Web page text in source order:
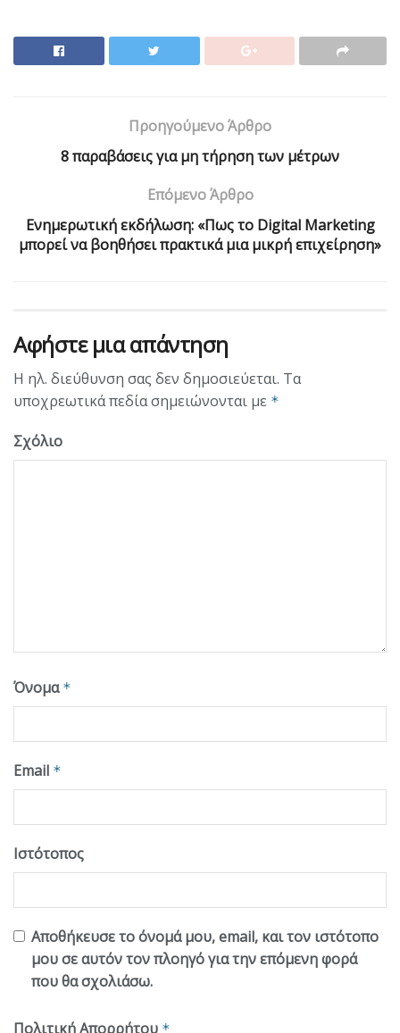
Προηγούμενο Άρθρο
8 παραβάσεις για μη τήρηση των μέτρων
Επόμενο Άρθρο
Ενημερωτική εκδήλωση: «Πως το Digital Marketing
μπορεί να βοηθήσει πρακτικά μια μικρή επιχείρηση»
Αφήστε μια απάντηση
Η ηλ. διεύθυνση σας δεν δημοσιεύεται. Τα
υποχρεωτικά πεδία σημειώνονται με *
Σχόλιο
Όνομα *
Email *
Ιστότοπος
Αποθήκευσε το όνομά μου, email, και τον ιστότοπο
μου σε αυτόν τον πλοηγό για την επόμενη φορά
που θα σχολιάσω.
Πολιτική Απορρήτου *